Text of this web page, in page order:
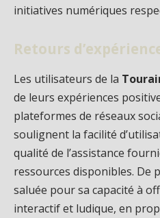
initiatives numériques
Retours
Les utilisateurs de la
de leurs expériences
plateformes de réseaux
soulignent la facilité
qualité de l’assistance
ressources disponibles. De
saluée pour sa capacité à
interactif et ludique, en